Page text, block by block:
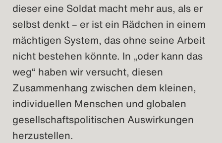
dieser eine Soldat macht mehr aus, als er
selbst denkt – er ist ein Rädchen in einem
mächtigen System, das ohne seine Arbeit
nicht bestehen könnte. In „oder kann das
weg“ haben wir versucht, diesen
Zusammenhang zwischen dem kleinen,
individuellen Menschen und globalen
gesellschaftspolitischen Auswirkungen
herzustellen.